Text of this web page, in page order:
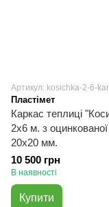
Артикул: kosichka-2-6-
Пластімет
Каркас теплиці
2х6 м. з
20х20 мм.
10 500 грн
В наявності
Купити